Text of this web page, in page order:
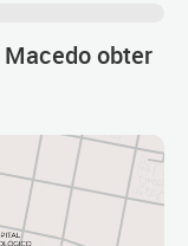
obter